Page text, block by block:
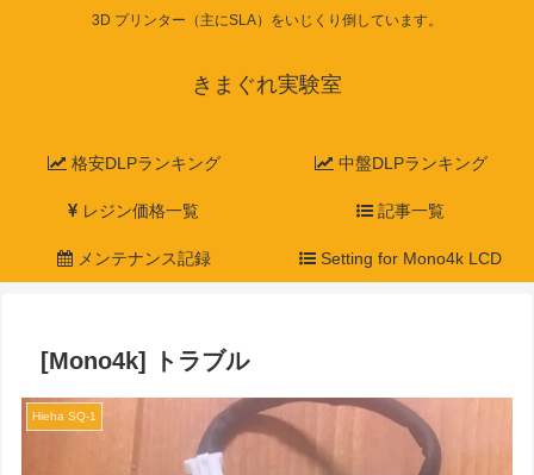
3D プリンター（主にSLA）をいじくり倒しています。
きまぐれ実験室
格安DLPランキング 中盤DLPランキング
レジン価格一覧 記事一覧
メンテナンス記録 Setting for Mono4k LCD
[Mono4k] トラブル
Hieha SQ-1